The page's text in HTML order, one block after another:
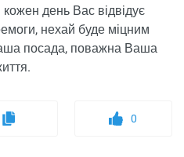
день Вас відвідує
нехай буде міцним
посада, поважна Ваша
0